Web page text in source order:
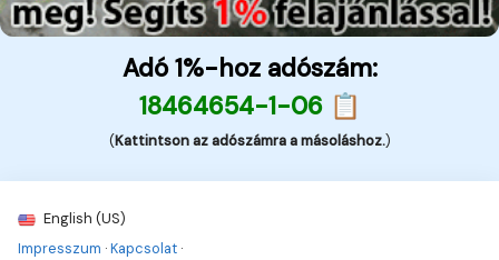
Adó 1%-hoz adószám:
18464654-1-06 📋
(Kattintson az adószámra a másoláshoz.)
English (US)
Impresszum ·Kapcsolat ·